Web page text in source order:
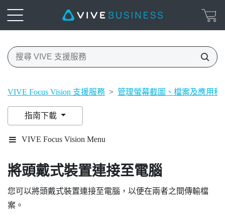
VIVE Focus Vision 支援服務 > 管理螢幕截圖、檔案及應用程
指南下載
VIVE Focus Vision Menu
將頭戴式裝置連接至電腦
您可以將頭戴式裝置連接至電腦，以便在兩者之間傳輸檔
案。